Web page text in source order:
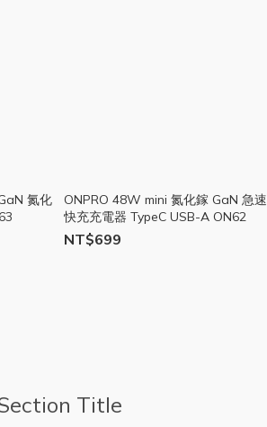
氮化
ONPRO 48W mini 氮化鎵 GaN 急速
快充充電器 TypeC USB-A ON62
NT$699
Title